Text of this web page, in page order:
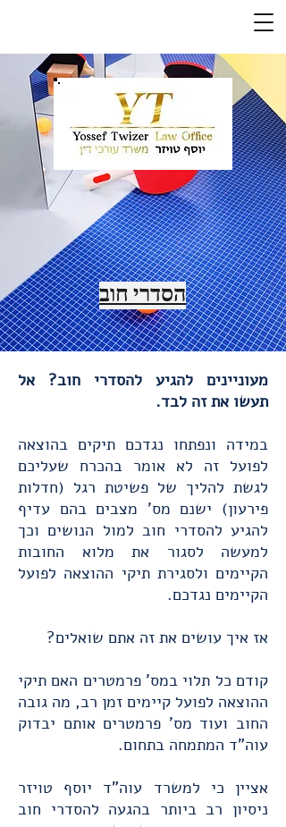
הסדרי חוב
מעוניינים להגיע להסדרי חוב? אל
תעשו את זה לבד.
במידה ונפתחו נגדכם תיקים בהוצאה
לפועל זה לא אומר בהכרח שעליכם
לגשת להליך של פשיטת רגל (חדלות
פירעון) ישנם מס' מצבים בהם עדיף
להגיע להסדרי חוב למול הנושים וכך
למעשה לסגור את מלוא החובות
הקיימים ולסגירת תיקי ההוצאה לפועל
הקיימים נגדכם.
אז איך עושים את זה אתם שואלים?
קודם כל תלוי במס' פרמטרים האם תיקי
ההוצאה לפועל קיימים זמן רב, מה גובה
החוב ועוד מס' פרמטרים אותם יבדוק
עוה"ד המתמחה בתחום.
אציין כי למשרד עוה"ד יוסף טויזר
ניסיון רב ביותר בהגעה להסדרי חוב